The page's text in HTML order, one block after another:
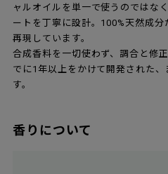
ャルオイルを単一で使うのではな
ートを丁寧に設計。100%天然成
再現しています。
合成香料を一切使わず、調合と修
でに1年以上をかけて開発された
す。
香りについて